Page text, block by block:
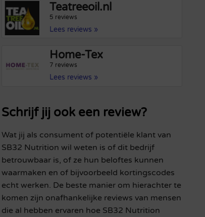
Teatreeoil.nl
5 reviews
Lees reviews »
Home-Tex
7 reviews
Lees reviews »
Schrijf jij ook een review?
Wat jij als consument of potentiële klant van
SB32 Nutrition wil weten is of dit bedrijf
betrouwbaar is, of ze hun beloftes kunnen
waarmaken en of bijvoorbeeld kortingscodes
echt werken. De beste manier om hierachter te
komen zijn onafhankelijke reviews van mensen
die al hebben ervaren hoe SB32 Nutrition